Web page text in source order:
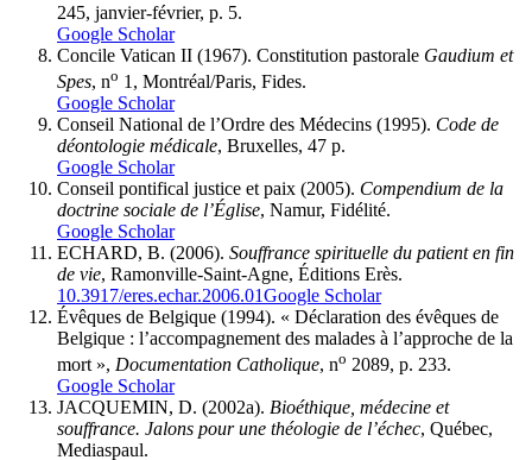
245, janvier-février, p. 5.
Google Scholar
Concile Vatican II (1967). Constitution pastorale Gaudium et
Spes, no 1, Montréal/Paris, Fides.
Google Scholar
Conseil National de l’Ordre des Médecins (1995). Code de
déontologie médicale, Bruxelles, 47 p.
Google Scholar
Conseil pontifical justice et paix (2005). Compendium de la
doctrine sociale de l’Église, Namur, Fidélité.
Google Scholar
ECHARD, B. (2006). Souffrance spirituelle du patient en fin
de vie, Ramonville-Saint-Agne, Éditions Erès.
10.3917/eres.echar.2006.01Google Scholar
Évêques de Belgique (1994). « Déclaration des évêques de
Belgique : l’accompagnement des malades à l’approche de la
mort », Documentation Catholique, no 2089, p. 233.
Google Scholar
JACQUEMIN, D. (2002a). Bioéthique, médecine et
souffrance. Jalons pour une théologie de l’échec, Québec,
Mediaspaul.